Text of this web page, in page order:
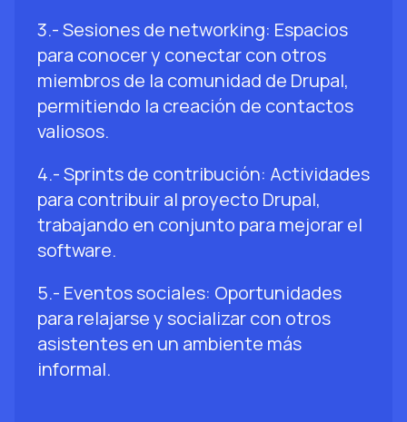
3.- Sesiones de networking: Espacios
para conocer y conectar con otros
miembros de la comunidad de Drupal,
permitiendo la creación de contactos
valiosos.
4.- Sprints de contribución: Actividades
para contribuir al proyecto Drupal,
trabajando en conjunto para mejorar el
software.
5.- Eventos sociales: Oportunidades
para relajarse y socializar con otros
asistentes en un ambiente más
informal.